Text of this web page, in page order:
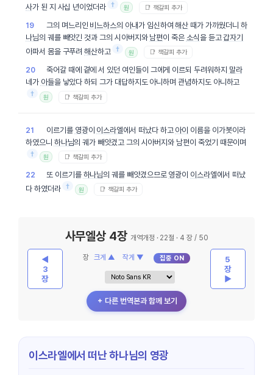
사가 된 지 사십 년이었더라 † 원 📑 책갈피 추가
19 그의 며느리인 비느하스의 아내가 임신하여해산 때가 가까웠더니 하
나님의 궤를 빼앗긴 것과 그의 시아버지와 남편이 죽은 소식을 듣고갑자기
아파서 몸을 구푸려해산하고 † 원 📑 책갈피 추가
20 죽어갈 때에 곁에 서 있던 여인들이 그에게 이르되 두려워하지 말라
네가 아들을 낳았다 하되 그가 대답하지도 아니하며 관념하지도 아니하고
†
원 📑 책갈피 추가
21 이르기를 영광이 이스라엘에서 떠났다 하고 아이 이름을 이가봇이라
하였으니 하나님의 궤가 빼앗겼고 그의 시아버지와 남편이 죽었기 때문이며
†
원 📑 책갈피 추가
22 또 이르기를 하나님의 궤를 빼앗겼으므로 영광이 이스라엘에서 떠났
다 하였더라 † 원 📑 책갈피 추가
◀
3
장
사무엘상 4장 개역개정 · 22절 · 4 장 / 50
장 크게 ▲ 작게 ▼ 집중 ON
＋ 다른 번역본과 함께 보기
5
장
▶
이스라엘에서 떠난 하나님의 영광